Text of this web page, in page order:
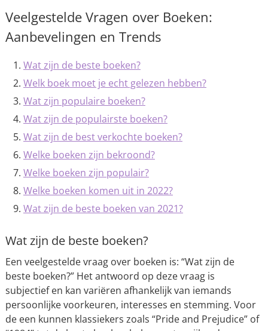
Veelgestelde Vragen over Boeken:
Aanbevelingen en Trends
Wat zijn de beste boeken?
Welk boek moet je echt gelezen hebben?
Wat zijn populaire boeken?
Wat zijn de populairste boeken?
Wat zijn de best verkochte boeken?
Welke boeken zijn bekroond?
Welke boeken zijn populair?
Welke boeken komen uit in 2022?
Wat zijn de beste boeken van 2021?
Wat zijn de beste boeken?
Een veelgestelde vraag over boeken is: “Wat zijn de
beste boeken?” Het antwoord op deze vraag is
subjectief en kan variëren afhankelijk van iemands
persoonlijke voorkeuren, interesses en stemming. Voor
de een kunnen klassiekers zoals “Pride and Prejudice” of